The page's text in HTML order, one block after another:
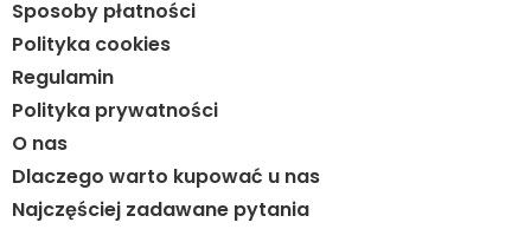
Sposoby płatności
Polityka cookies
Regulamin
Polityka prywatności
O nas
Dlaczego warto kupować u nas
Najczęściej zadawane pytania